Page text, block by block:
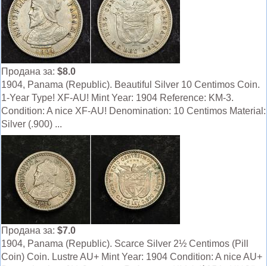
Продана за: $8.0
1904, Panama (Republic). Beautiful Silver 10 Centimos Coin.
1-Year Type! XF-AU! Mint Year: 1904 Reference: KM-3.
Condition: A nice XF-AU! Denomination: 10 Centimos Material:
Silver (.900) ...
Продана за: $7.0
1904, Panama (Republic). Scarce Silver 2½ Centimos (Pill
Coin) Coin. Lustre AU+ Mint Year: 1904 Condition: A nice AU+